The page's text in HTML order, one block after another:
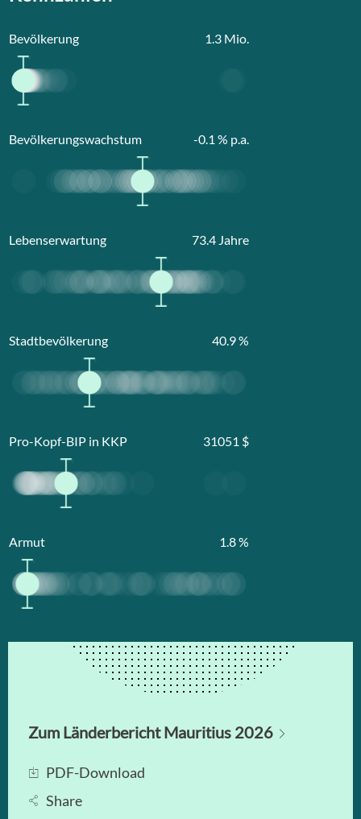
Bevölkerung 1.3 Mio.
Bevölkerungswachstum -0.1 % p.a.
Lebenserwartung 73.4 Jahre
Stadtbevölkerung 40.9%
Pro-Kopf-BIP in KKP 31051 $
Armut 1.8%
Zum Länderbericht Mauritius 2026
PDF-Download
Share